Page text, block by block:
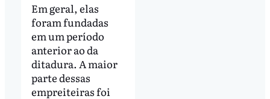
Em geral, elas
foram fundadas
em um período
anterior ao da
ditadura. A maior
parte dessas
empreiteiras foi